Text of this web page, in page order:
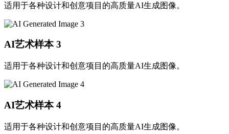
适用于各种设计和创意项目的高质量AI生成图像。
AI艺术样本 3
适用于各种设计和创意项目的高质量AI生成图像。
AI艺术样本 4
适用于各种设计和创意项目的高质量AI生成图像。